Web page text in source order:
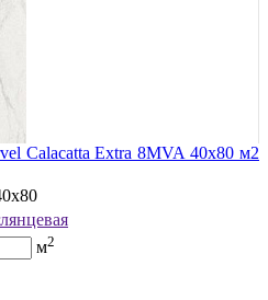
Calacatta Extra 8MVA 40x80 м2
м2